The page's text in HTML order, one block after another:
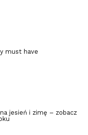
must have
jesień i zimę – zobacz